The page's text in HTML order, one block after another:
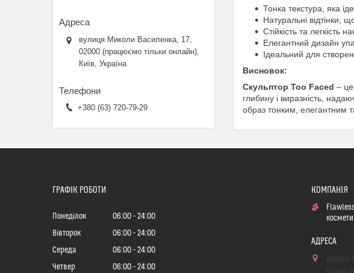
Тонка текстура, яка
Натуральні відтінки,
Стійкість та легкість
Елегантний дизайн
Ідеальний для
Висновок:
Скульптор Too Faced –
глибину і виразність,
образ тонким, елегантним
вулиця Миколи Василенка, 17,
02000 (працюємо тільки онлайн),
Київ, Україна
+380 (63) 720-79-29
ГРАФІК РОБОТИ
Понеділок 06:00
24:00
Вівторок
06:00
24:00
Середа
06:00
24:00
Четвер
06:00
24:00